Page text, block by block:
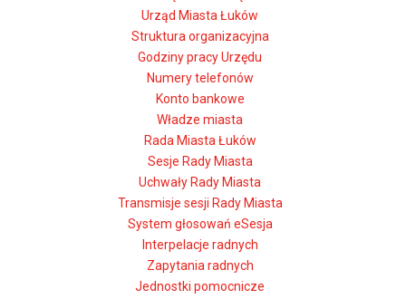
Urząd Miasta Łuków
Struktura organizacyjna
Godziny pracy Urzędu
Numery telefonów
Konto bankowe
Władze miasta
Rada Miasta Łuków
Sesje Rady Miasta
Uchwały Rady Miasta
Transmisje sesji Rady Miasta
System głosowań eSesja
Interpelacje radnych
Zapytania radnych
Jednostki pomocnicze